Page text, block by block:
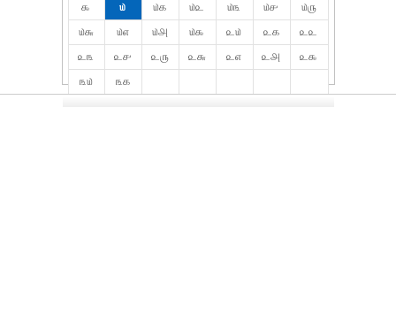
௯
௰ ௰௧ ௰௨ ௰௩ ௰௪
௰௫
௰௬
௰௭ ௰௮ ௰௯ ௨௰ ௨௧
௨௨
௨௩
௨௪ ௨௫ ௨௬ ௨௭ ௨௮
௨௯
௩௰
௩௧